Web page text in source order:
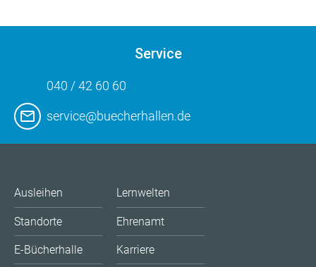
Service
040 / 42 60 60
service@buecherhallen.de
Ausleihen
Standorte
E-Bücherhalle
Lernwelten
Ehrenamt
Karriere